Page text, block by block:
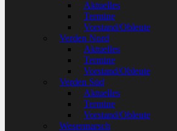
Aktuelles
Termine
Vorstand/Obleute
Verden Nord
Aktuelles
Termine
Vorstand/Obleute
Verden Süd
Aktuelles
Termine
Vorstand/Obleute
Wesermarsch